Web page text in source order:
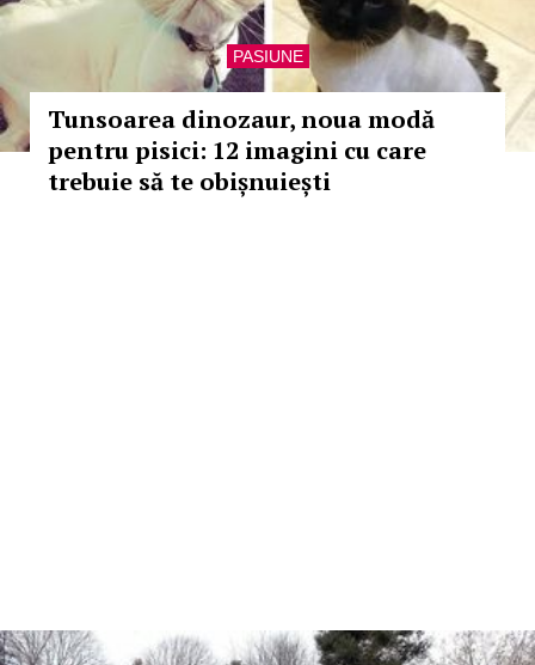
PASIUNE
Tunsoarea dinozaur, noua modă
pentru pisici: 12 imagini cu care
trebuie să te obișnuiești